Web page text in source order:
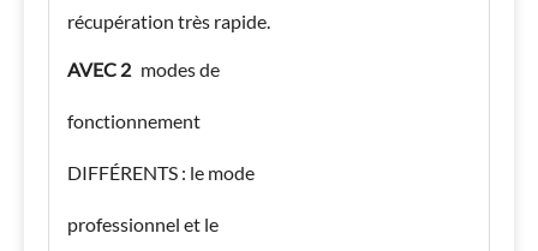
récupération très rapide.
AVEC 2 modes de
fonctionnement
DIFFÉRENTS : le mode
professionnel et le